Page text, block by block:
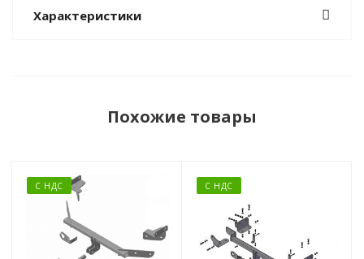
Характеристики
Похожие товары
С НДС С НДС